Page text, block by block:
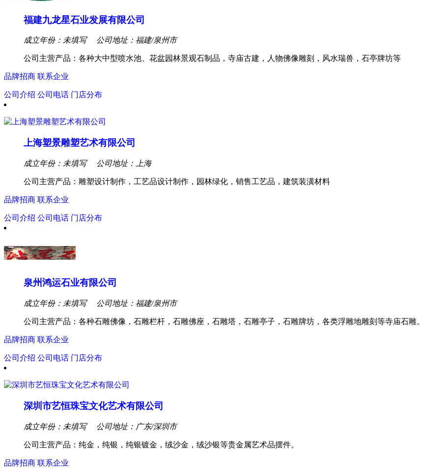
福建九龙星石业发展有限公司
成立年份：未填写 公司地址：福建/泉州市
公司主营产品：各种大中型喷水池、花盆园林景观石制品，寺庙古建，人物佛像雕刻，风水瑞兽，石亭牌坊等
品牌招商 联系企业
公司介绍 公司电话 门店分布
上海塑景雕塑艺术有限公司
成立年份：未填写 公司地址：上海
公司主营产品：雕塑设计制作，工艺品设计制作，园林绿化，销售工艺品，建筑装潢材料
品牌招商 联系企业
公司介绍 公司电话 门店分布
泉州鸿运石业有限公司
成立年份：未填写 公司地址：福建/泉州市
公司主营产品：各种石雕佛像，石雕栏杆，石雕佛座，石雕塔，石雕亭子，石雕牌坊，各类浮雕地雕刻等寺庙石雕。
品牌招商 联系企业
公司介绍 公司电话 门店分布
深圳市艺恒珠宝文化艺术有限公司
成立年份：未填写 公司地址：广东/深圳市
公司主营产品：纯金，纯银，纯银镀金，绒沙金，绒沙银等贵金属艺术品摆件。
品牌招商 联系企业